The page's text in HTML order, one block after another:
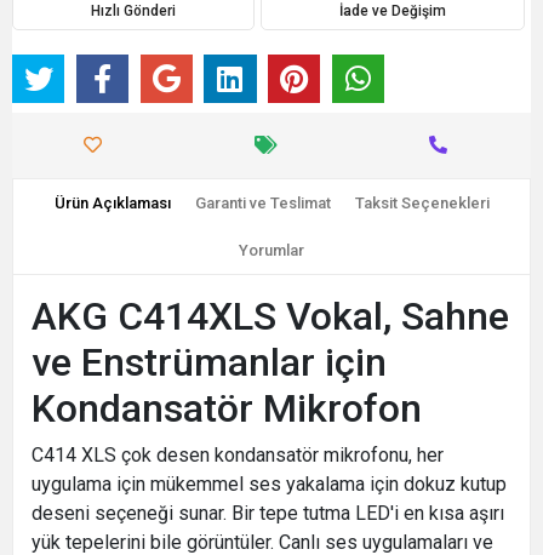
Hızlı Gönderi İade ve Değişim
Ürün Açıklaması Garanti ve Teslimat Taksit Seçenekleri
Yorumlar
AKG C414XLS Vokal, Sahne
ve Enstrümanlar için
Kondansatör Mikrofon
C414 XLS çok desen kondansatör mikrofonu, her
uygulama için mükemmel ses yakalama için dokuz kutup
deseni seçeneği sunar. Bir tepe tutma LED'i en kısa aşırı
yük tepelerini bile görüntüler. Canlı ses uygulamaları ve